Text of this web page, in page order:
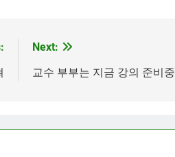
Next:
교수 부부는 지금 강의 준비중